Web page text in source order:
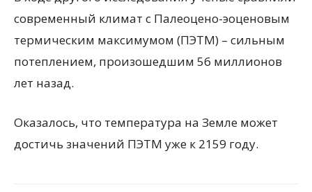
современный климат с Палеоцено-эоценовым
термическим максимумом (ПЭТМ) – сильным
потеплением, произошедшим 56 миллионов
лет назад.
Оказалось, что температура на Земле может
достичь значений ПЭТМ уже к 2159 году.